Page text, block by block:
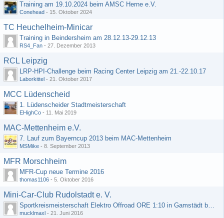
Training am 19.10.2024 beim AMSC Herne e.V.
Conehead - 15. Oktober 2024
TC Heuchelheim-Minicar
Training in Beindersheim am 28.12.13-29.12.13
RS4_Fan - 27. Dezember 2013
RCL Leipzig
LRP-HPI-Challenge beim Racing Center Leipzig am 21.-22.10.17
Laborkittel - 21. Oktober 2017
MCC Lüdenscheid
1. Lüdenscheider Stadtmeisterschaft
EHighCo - 11. Mai 2019
MAC-Mettenheim e.V.
7. Lauf zum Bayerncup 2013 beim MAC-Mettenheim
MSMike - 8. September 2013
MFR Morschheim
MFR-Cup neue Termine 2016
thomas1106 - 5. Oktober 2016
Mini-Car-Club Rudolstadt e. V.
Sportkreismeisterschaft Elektro Offroad ORE 1:10 in Gamstädt bei Erfurt, Outdoor mit Indoor Ausweichmöglichkeit!!!
mucklmaxl - 21. Juni 2016